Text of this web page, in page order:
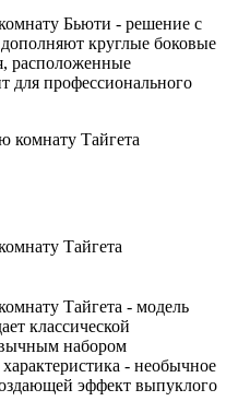
Бьюти - решение с
круглые боковые
расположенные
для профессионального
Тайгета
Тайгета - модель
классической
набором
- необычное
эффект выпуклого